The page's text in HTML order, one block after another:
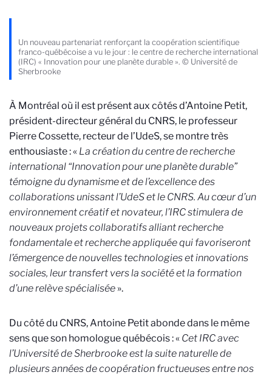
Un nouveau partenariat renforçant la coopération scientifique
franco-québécoise a vu le jour : le centre de recherche international
(IRC) « Innovation pour une planète durable ». © Université de
Sherbrooke
À Montréal où il est présent aux côtés d’Antoine Petit,
président-directeur général du CNRS, le professeur
Pierre Cossette, recteur de l’UdeS, se montre très
enthousiaste : « La création du centre de recherche
international “Innovation pour une planète durable”
témoigne du dynamisme et de l’excellence des
collaborations unissant l’UdeS et le CNRS. Au cœur d’un
environnement créatif et novateur, l’IRC stimulera de
nouveaux projets collaboratifs alliant recherche
fondamentale et recherche appliquée qui favoriseront
l’émergence de nouvelles technologies et innovations
sociales, leur transfert vers la société et la formation
d’une relève spécialisée ».
Du côté du CNRS, Antoine Petit abonde dans le même
sens que son homologue québécois : « Cet IRC avec
l’Université de Sherbrooke est la suite naturelle de
plusieurs années de coopération fructueuses entre nos